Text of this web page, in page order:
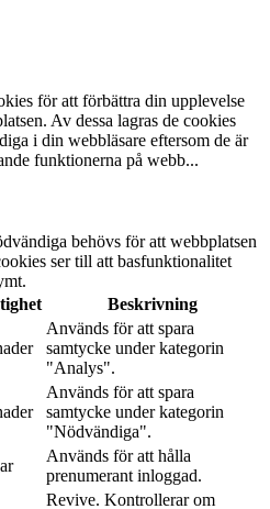
för att förbättra din upplevelse
Av dessa lagras de cookies
i din webbläsare eftersom de är
funktionerna på webb...
behövs för att webbplatsen
ser till att basfunktionalitet
Beskrivning
Används för att spara
samtycke under kategorin
"Analys".
Används för att spara
samtycke under kategorin
"Nödvändiga".
Används för att hålla
prenumerant inloggad.
Revive. Kontrollerar om